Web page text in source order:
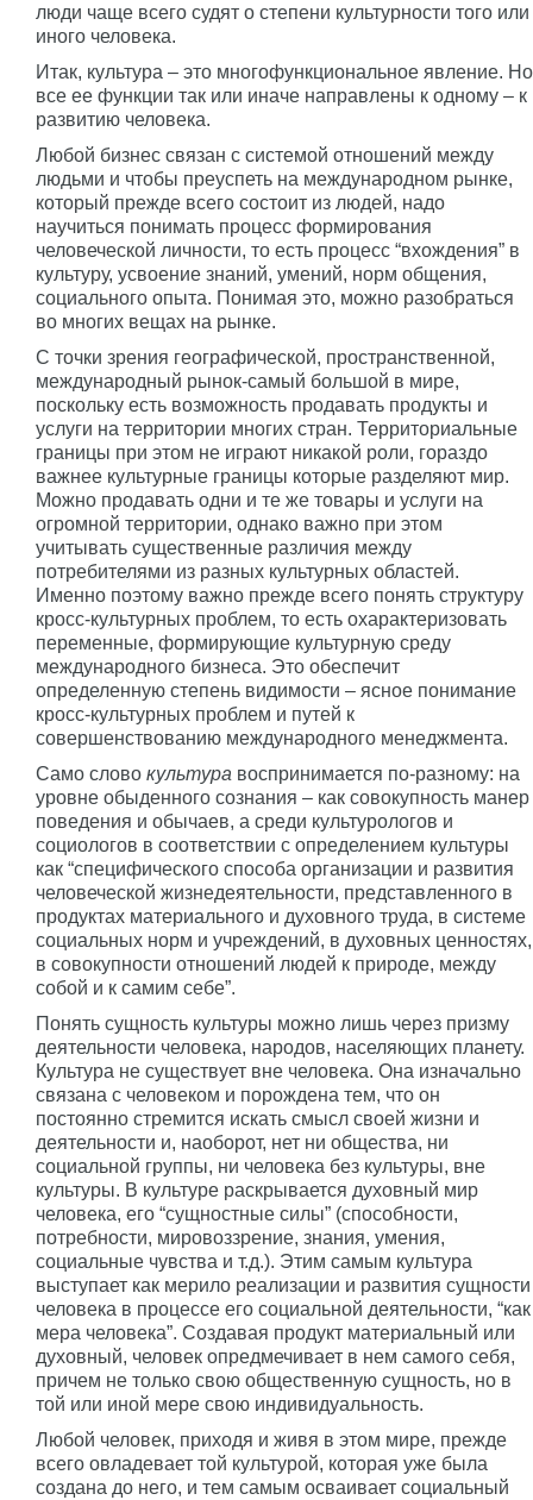
люди чаще всего судят о степени культурности того или
иного человека.
Итак, культура – это многофункциональное явление. Но
все ее функции так или иначе направлены к одному – к
развитию человека.
Любой бизнес связан с системой отношений между
людьми и чтобы преуспеть на международном рынке,
который прежде всего состоит из людей, надо
научиться понимать процесс формирования
человеческой личности, то есть процесс “вхождения” в
культуру, усвоение знаний, умений, норм общения,
социального опыта. Понимая это, можно разобраться
во многих вещах на рынке.
С точки зрения географической, пространственной,
международный рынок-самый большой в мире,
поскольку есть возможность продавать продукты и
услуги на территории многих стран. Территориальные
границы при этом не играют никакой роли, гораздо
важнее культурные границы которые разделяют мир.
Можно продавать одни и те же товары и услуги на
огромной территории, однако важно при этом
учитывать существенные различия между
потребителями из разных культурных областей.
Именно поэтому важно прежде всего понять структуру
кросс-культурных проблем, то есть охарактеризовать
переменные, формирующие культурную среду
международного бизнеса. Это обеспечит
определенную степень видимости – ясное понимание
кросс-культурных проблем и путей к
совершенствованию международного менеджмента.
Само слово культура воспринимается по-разному: на
уровне обыденного сознания – как совокупность манер
поведения и обычаев, а среди культурологов и
социологов в соответствии с определением культуры
как “специфического способа организации и развития
человеческой жизнедеятельности, представленного в
продуктах материального и духовного труда, в системе
социальных норм и учреждений, в духовных ценностях,
в совокупности отношений людей к природе, между
собой и к самим себе”.
Понять сущность культуры можно лишь через призму
деятельности человека, народов, населяющих планету.
Культура не существует вне человека. Она изначально
связана с человеком и порождена тем, что он
постоянно стремится искать смысл своей жизни и
деятельности и, наоборот, нет ни общества, ни
социальной группы, ни человека без культуры, вне
культуры. В культуре раскрывается духовный мир
человека, его “сущностные силы” (способности,
потребности, мировоззрение, знания, умения,
социальные чувства и т.д.). Этим самым культура
выступает как мерило реализации и развития сущности
человека в процессе его социальной деятельности, “как
мера человека”. Создавая продукт материальный или
духовный, человек опредмечивает в нем самого себя,
причем не только свою общественную сущность, но в
той или иной мере свою индивидуальность.
Любой человек, приходя и живя в этом мире, прежде
всего овладевает той культурой, которая уже была
создана до него, и тем самым осваивает социальный